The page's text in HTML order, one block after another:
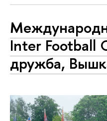
Inter Football
дружба,